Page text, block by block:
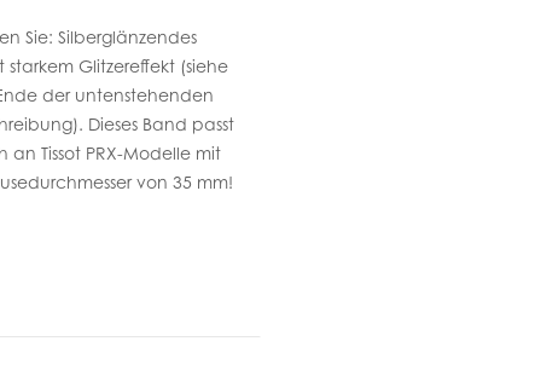
Sie: Silberglänzendes
Glitzereffekt (siehe
der untenstehenden
Dieses Band passt
an Tissot PRX-Modelle mit
von 35 mm!